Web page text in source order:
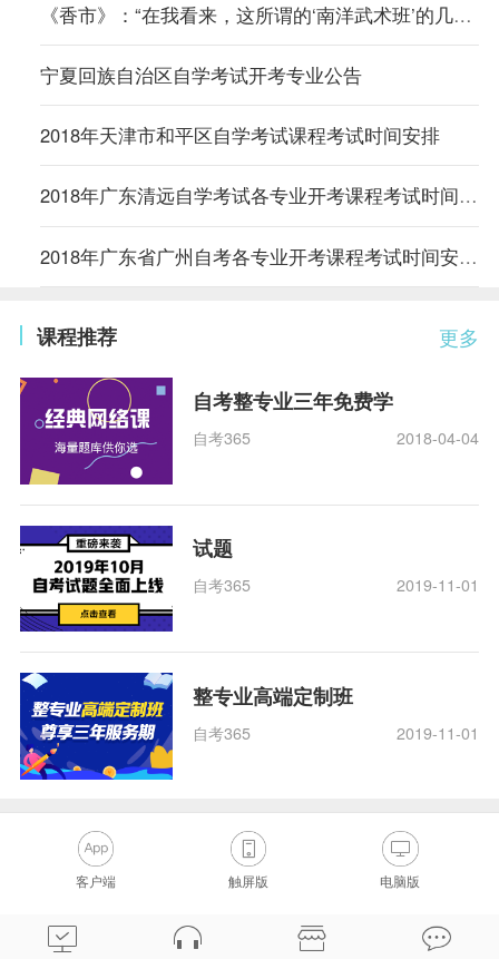
《香市》：“在我看来，这所谓的‘南洋武术班’的几套把式比起从前
宁夏回族自治区自学考试开考专业公告
2018年天津市和平区自学考试课程考试时间安排
2018年广东清远自学考试各专业开考课程考试时间安排的通知
2018年广东省广州自考各专业开考课程考试时间安排的通知
更多
课程推荐
自考整专业三年免费学
自考365 2018-04-04
试题
自考365 2019-11-01
整专业高端定制班
自考365 2019-11-01
客户端 触屏版 电脑版